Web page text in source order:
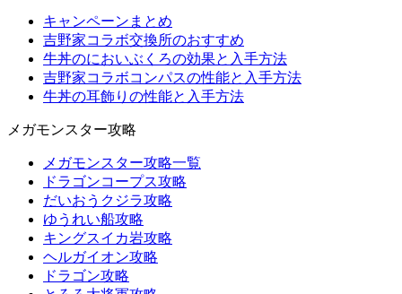
キャンペーンまとめ
吉野家コラボ交換所のおすすめ
牛丼のにおいぶくろの効果と入手方法
吉野家コラボコンパスの性能と入手方法
牛丼の耳飾りの性能と入手方法
メガモンスター攻略
メガモンスター攻略一覧
ドラゴンコープス攻略
だいおうクジラ攻略
ゆうれい船攻略
キングスイカ岩攻略
ヘルガイオン攻略
ドラゴン攻略